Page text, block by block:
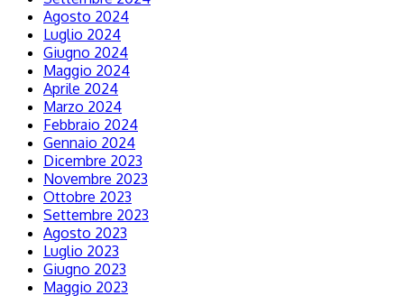
Agosto 2024
Luglio 2024
Giugno 2024
Maggio 2024
Aprile 2024
Marzo 2024
Febbraio 2024
Gennaio 2024
Dicembre 2023
Novembre 2023
Ottobre 2023
Settembre 2023
Agosto 2023
Luglio 2023
Giugno 2023
Maggio 2023